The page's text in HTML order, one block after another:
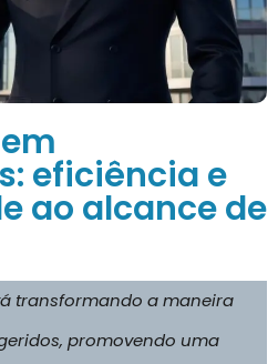
eficiência e
ao alcance de
transformando a maneira
promovendo uma